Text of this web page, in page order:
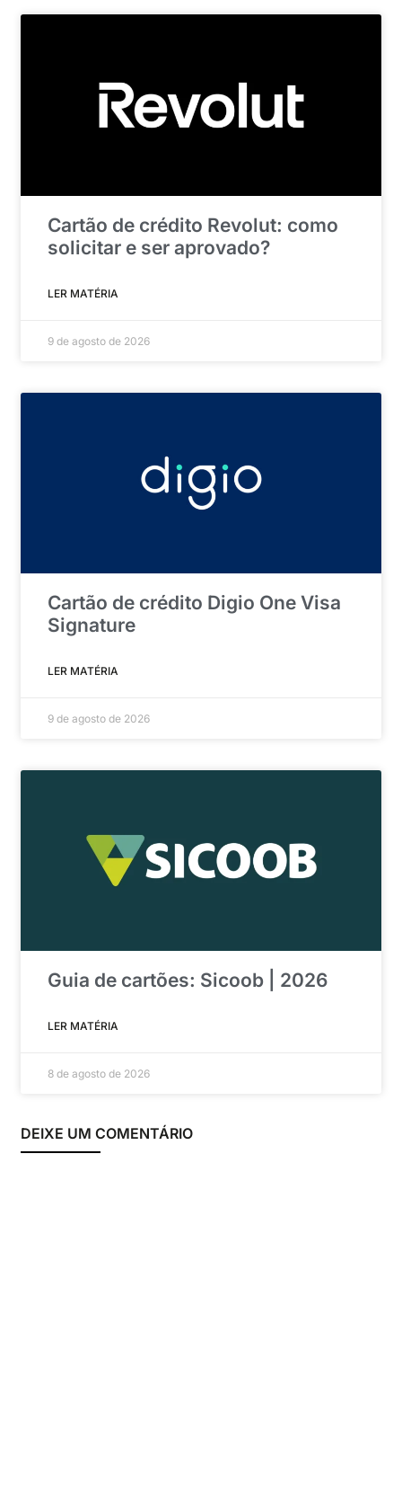
Cartão de crédito Revolut: como
solicitar e ser aprovado?
LER MATÉRIA
9 de agosto de 2026
Cartão de crédito Digio One Visa
Signature
LER MATÉRIA
9 de agosto de 2026
Guia de cartões: Sicoob | 2026
LER MATÉRIA
8 de agosto de 2026
DEIXE UM COMENTÁRIO